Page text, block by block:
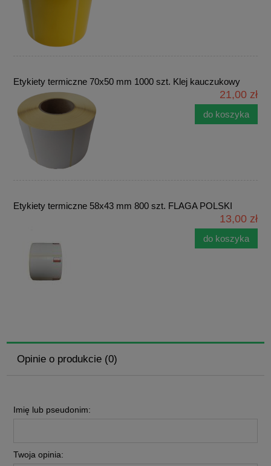
Etykiety termiczne 70x50 mm 1000 szt. Klej kauczukowy
21,00 zł
do koszyka
Etykiety termiczne 58x43 mm 800 szt. FLAGA POLSKI
13,00 zł
do koszyka
Opinie o produkcie (0)
Imię lub pseudonim:
Twoja opinia: